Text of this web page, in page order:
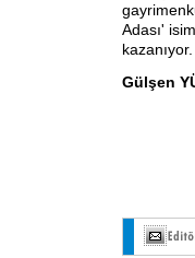
Adası'
kazanıyor.
Gülşen